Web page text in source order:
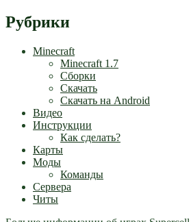
Рубрики
Minecraft
Minecraft 1.7
Сборки
Скачать
Скачать на Android
Видео
Инструкции
Как сделать?
Карты
Моды
Команды
Сервера
Читы